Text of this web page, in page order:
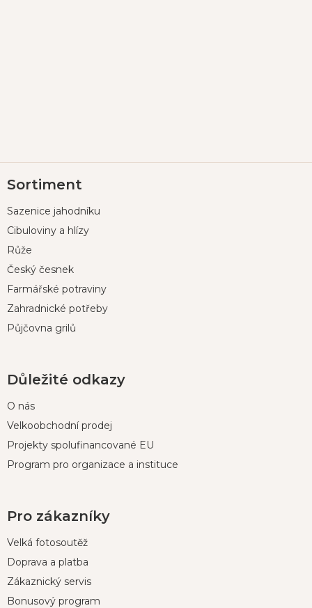
á
a
Sortiment
Sazenice jahodníku
Cibuloviny a hlízy
Růže
Český česnek
Farmářské potraviny
Zahradnické potřeby
Půjčovna grilů
Důležité odkazy
O nás
Velkoobchodní prodej
Projekty spolufinancované EU
Program pro organizace a instituce
Pro zákazníky
Velká fotosoutěž
Doprava a platba
Zákaznický servis
Bonusový program